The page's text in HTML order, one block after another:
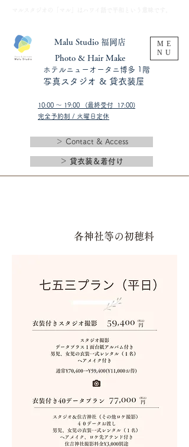
Malu Studio 福岡店
＞ Contact & Access
ME
NU
10:00 〜 19:00 (最終受付 17:00)​
完全予約制 / 火曜日定休
​Photo & Hair Make
​ホテルニューオータニ博多 1階
​写真スタジオ & 貸衣装屋
＞ 貸衣装＆着付け
​各神社等の初穂料